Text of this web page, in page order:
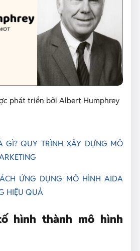
phát triển bởi Albert Humphrey
GÌ? QUY TRÌNH XÂY DỰNG MÔ
ỨNG DỤNG MÔ HÌNH AIDA
HIỆU QUẢ
hình thành mô hình